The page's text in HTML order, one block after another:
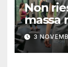
Non
massa
come
3